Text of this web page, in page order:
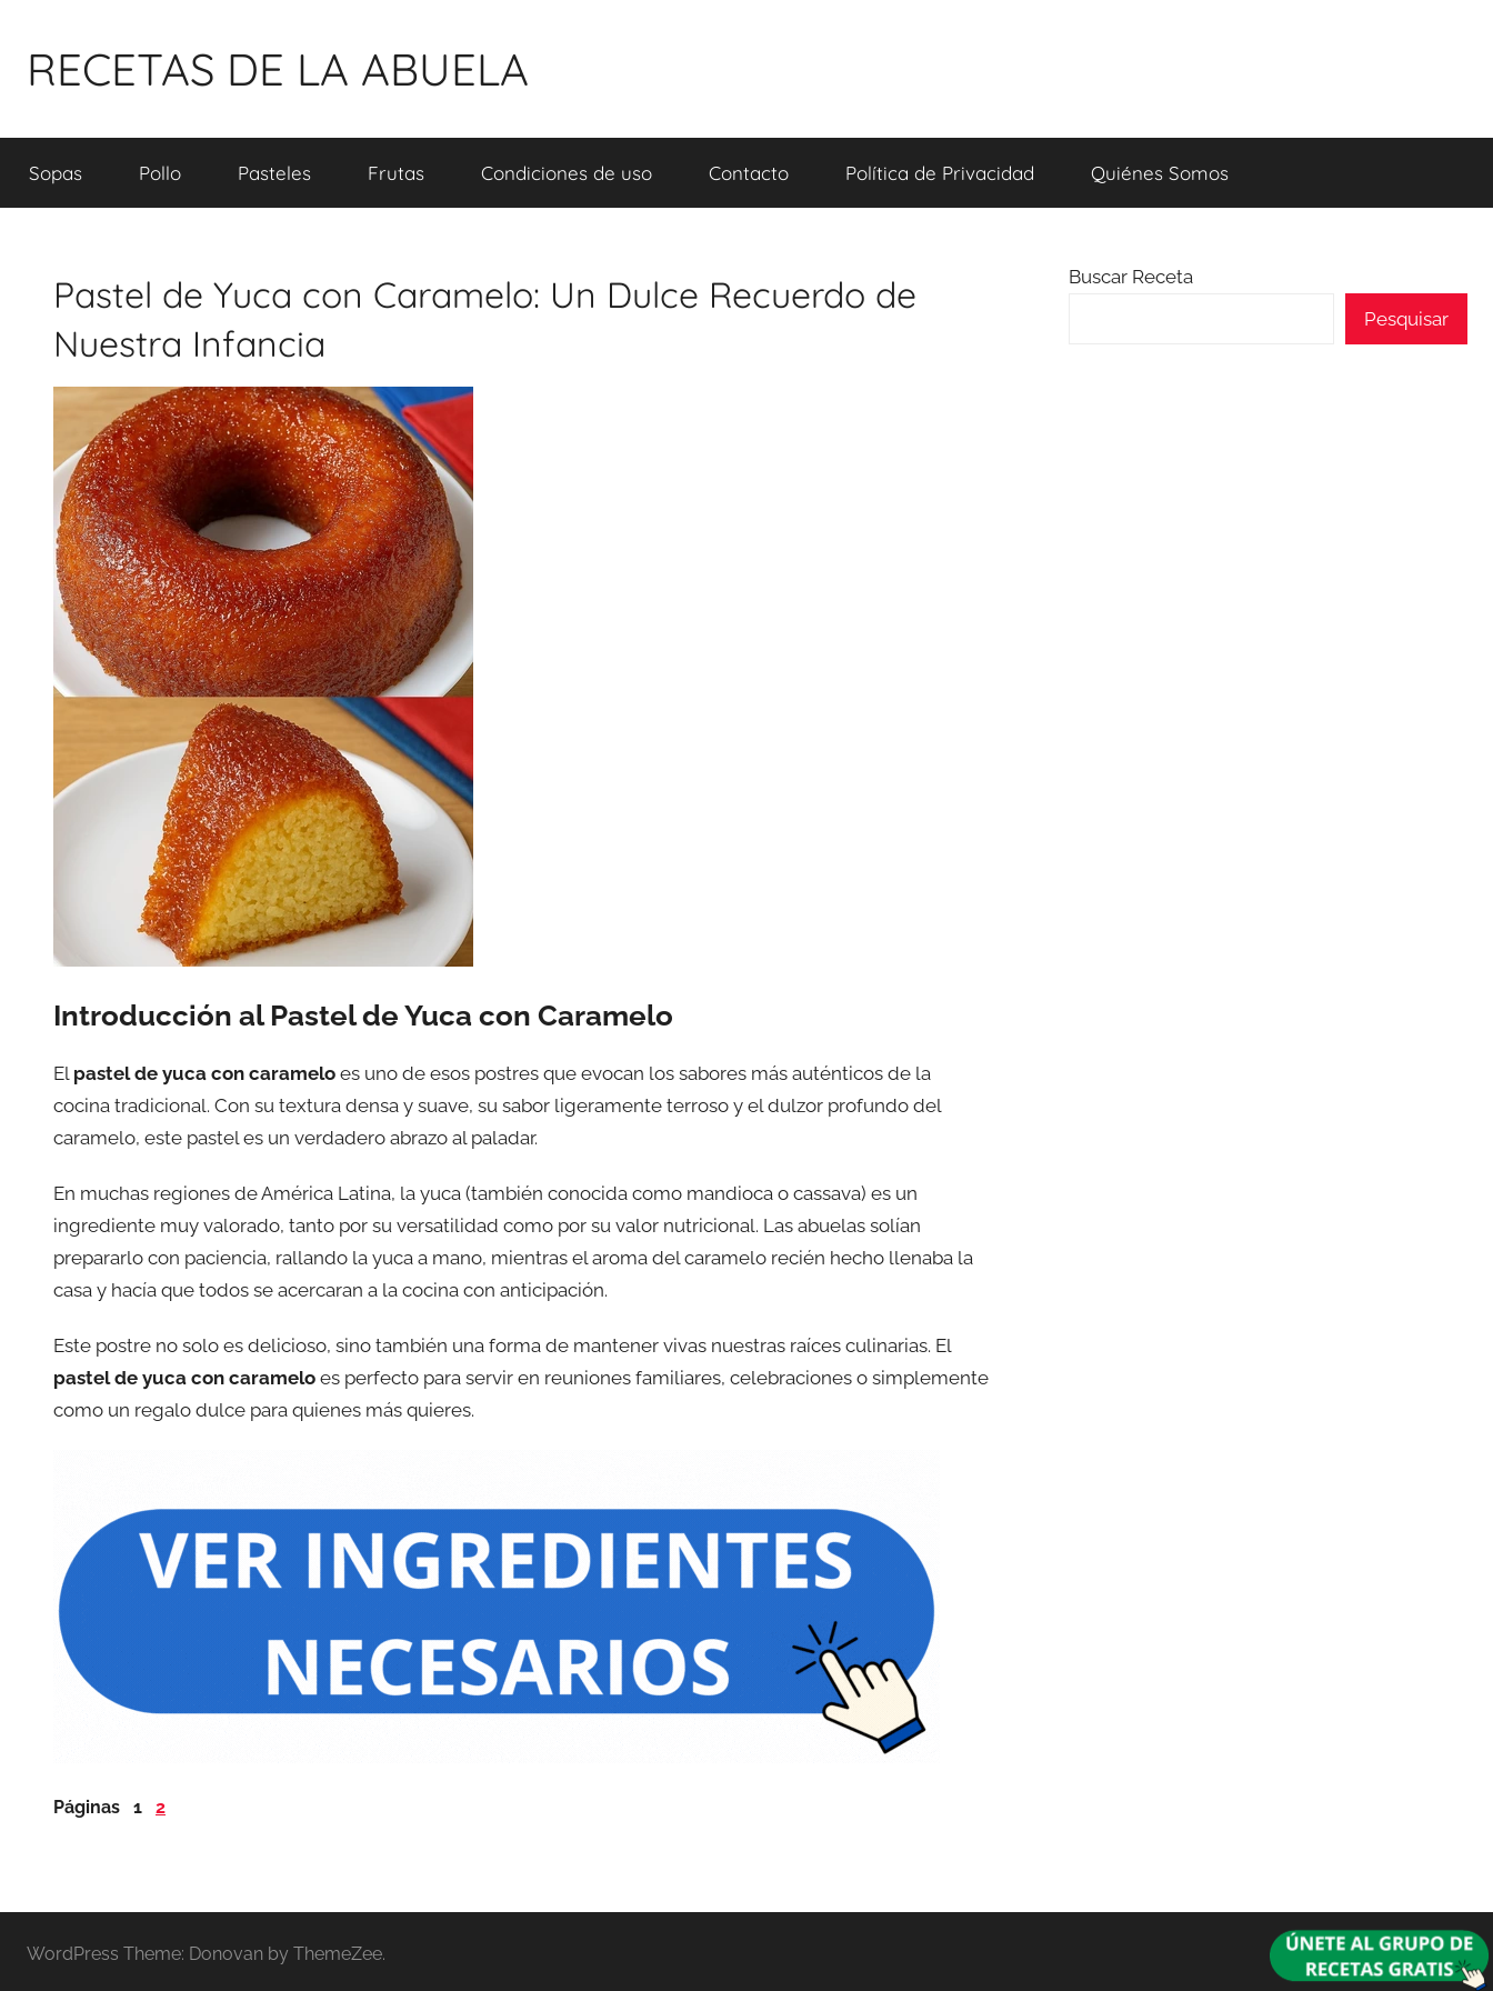
RECETAS DE LA ABUELA
Sopas Pollo Pasteles Frutas Condiciones de uso Contacto Política de Privacidad Quiénes Somos
Pastel de Yuca con Caramelo: Un Dulce Recuerdo de
Nuestra Infancia
Introducción al Pastel de Yuca con Caramelo
El pastel de yuca con caramelo es uno de esos postres que evocan los sabores más auténticos de la
cocina tradicional. Con su textura densa y suave, su sabor ligeramente terroso y el dulzor profundo del
caramelo, este pastel es un verdadero abrazo al paladar.
En muchas regiones de América Latina, la yuca (también conocida como mandioca o cassava) es un
ingrediente muy valorado, tanto por su versatilidad como por su valor nutricional. Las abuelas solían
prepararlo con paciencia, rallando la yuca a mano, mientras el aroma del caramelo recién hecho llenaba la
casa y hacía que todos se acercaran a la cocina con anticipación.
Este postre no solo es delicioso, sino también una forma de mantener vivas nuestras raíces culinarias. El
pastel de yuca con caramelo es perfecto para servir en reuniones familiares, celebraciones o simplemente
como un regalo dulce para quienes más quieres.
Páginas 1 2
Buscar Receta
Pesquisar
WordPress Theme: Donovan by ThemeZee.